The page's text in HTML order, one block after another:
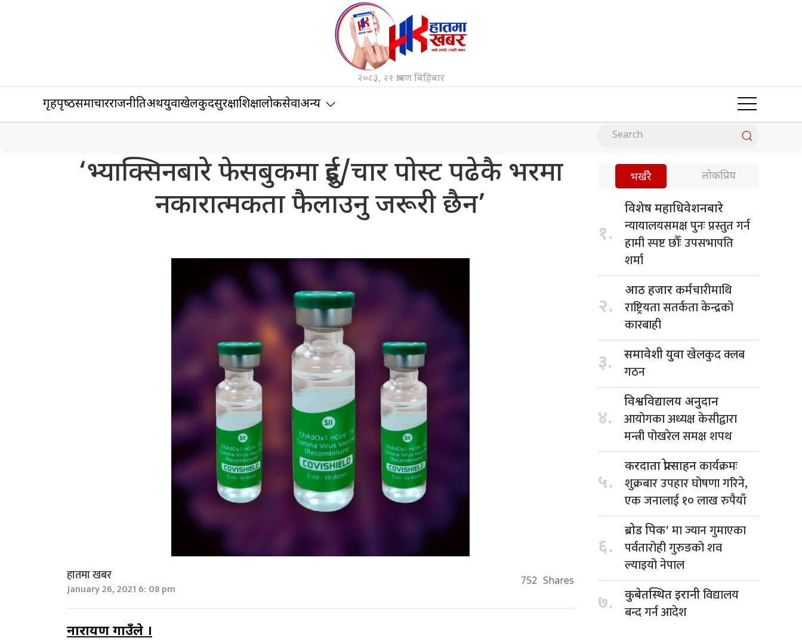
२०८३, २१ श्रावण बिहिबार
गृहपृष्‍ठसमाचारराजनीतिअर्थयुवाखेलकुदसुरक्षाशिक्षालोकसेवाअन्य
‘भ्याक्सिनबारे फेसबुकमा दुई/चार पोस्ट पढेकै भरमा
नकारात्मकता फैलाउनु जरूरी छैन’
हातमा खबर
January 26, 2021 6: 08 pm 752 Shares
नारायण गाउँले ।
भर्खरै लोकप्रिय
१.
विशेष महाधिवेशनबारे
न्यायालयसमक्ष पुनः प्रस्तुत गर्न
हामी स्पष्ट छौँः उपसभापति
शर्मा
२.
आठ हजारकर्मचारीमाथि
राष्ट्रियता सतर्कता केन्द्रको
कारबाही
३. समावेशी युवाखेलकुद क्लब
गठन
४.
विश्वविद्यालय अनुदान
आयोगका अध्यक्ष केसीद्वारा
मन्त्री पोखरेल समक्ष शपथ
५.
करदाता प्रोत्साहनकार्यक्रमः
शुक्रबार उपहार घोषणा गरिने,
एक जनालाई १० लाख रुपैयाँ
६.
ब्रोड पिक’ मा ज्यान गुमाएका
पर्वतारोही गुरुङको शव
ल्याइयो नेपाल
७. कुबेतस्थित इरानीविद्यालय
बन्द गर्न आदेश